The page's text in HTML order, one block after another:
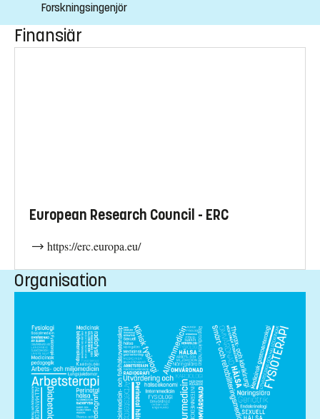
Forskningsingenjör
Finansiär
European Research Council - ERC
https://erc.europa.eu/
Organisation